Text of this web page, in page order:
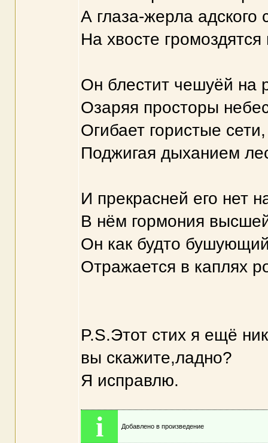
А глаза-жерла адского
На хвосте
Он блестит чешуёй на
Озаряя просторы
Огибает гористые сети,
Поджигая дыханием
И прекрасней его нет
В нём гормония
Он как будто
Отражается в каплях
P.S.Этот стих я ещё
вы скажите,ладно?
Я исправлю.
i Добавлено в произведение